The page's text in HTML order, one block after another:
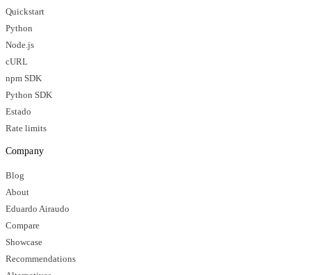
Quickstart
Python
Node.js
cURL
npm SDK
Python SDK
Estado
Rate limits
Company
Blog
About
Eduardo Airaudo
Compare
Showcase
Recommendations